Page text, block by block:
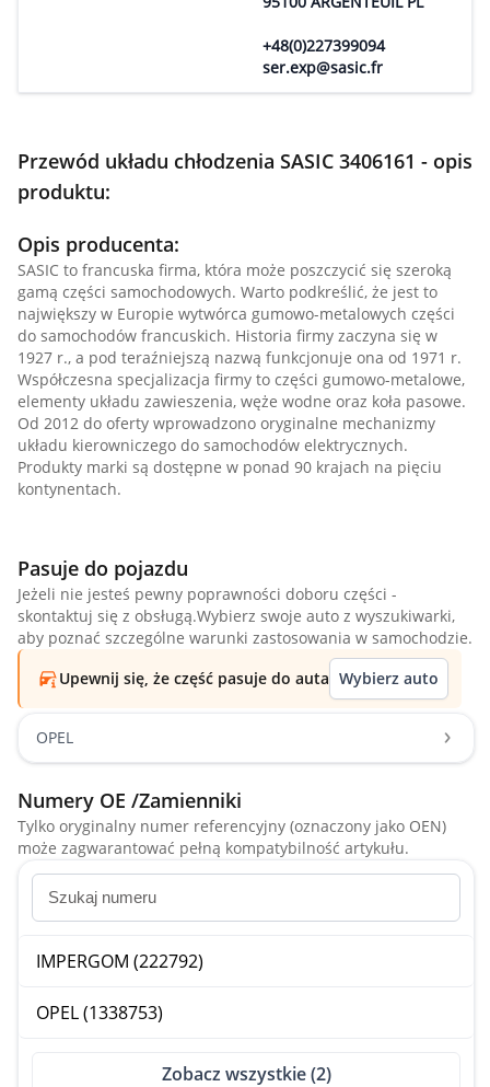
+48(0)227399094
ser.exp@sasic.fr
Przewód układu chłodzenia SASIC 3406161 - opis
produktu:
Opis producenta:
SASIC to francuska firma, która może poszczycić się szeroką
gamą części samochodowych. Warto podkreślić, że jest to
największy w Europie wytwórca gumowo-metalowych części
do samochodów francuskich. Historia firmy zaczyna się w
1927 r., a pod teraźniejszą nazwą funkcjonuje ona od 1971 r.
Współczesna specjalizacja firmy to części gumowo-metalowe,
elementy układu zawieszenia, węże wodne oraz koła pasowe.
Od 2012 do oferty wprowadzono oryginalne mechanizmy
układu kierowniczego do samochodów elektrycznych.
Produkty marki są dostępne w ponad 90 krajach na pięciu
kontynentach.
Pasuje do pojazdu
Jeżeli nie jesteś pewny poprawności doboru części -
skontaktuj się z obsługą.Wybierz swoje auto z wyszukiwarki,
aby poznać szczególne warunki zastosowania w samochodzie.
Upewnij się, że część pasuje do auta Wybierz auto
OPEL
Numery OE /Zamienniki
Tylko oryginalny numer referencyjny (oznaczony jako OEN)
może zagwarantować pełną kompatybilność artykułu.
IMPERGOM (222792)
OPEL (1338753)
Zobacz wszystkie (2)